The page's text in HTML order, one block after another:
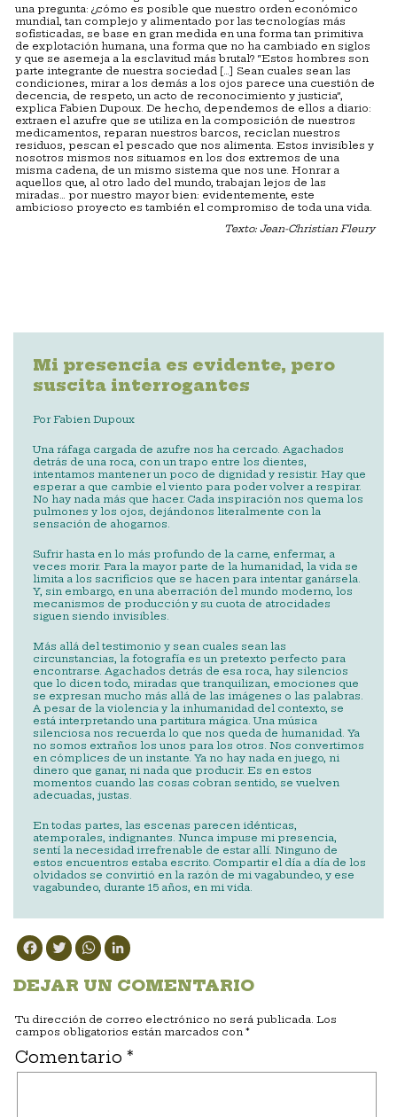
una pregunta: ¿cómo es posible que nuestro orden económico
mundial, tan complejo y alimentado por las tecnologías más
sofisticadas, se base en gran medida en una forma tan primitiva
de explotación humana, una forma que no ha cambiado en siglos
y que se asemeja a la esclavitud más brutal? “Estos hombres son
parte integrante de nuestra sociedad […] Sean cuales sean las
condiciones, mirar a los demás a los ojos parece una cuestión de
decencia, de respeto, un acto de reconocimiento y justicia”,
explica Fabien Dupoux. De hecho, dependemos de ellos a diario:
extraen el azufre que se utiliza en la composición de nuestros
medicamentos, reparan nuestros barcos, reciclan nuestros
residuos, pescan el pescado que nos alimenta. Estos invisibles y
nosotros mismos nos situamos en los dos extremos de una
misma cadena, de un mismo sistema que nos une. Honrar a
aquellos que, al otro lado del mundo, trabajan lejos de las
miradas… por nuestro mayor bien: evidentemente, este
ambicioso proyecto es también el compromiso de toda una vida.
Texto: Jean-Christian Fleury
Mi presencia es evidente, pero
suscita interrogantes
Por Fabien Dupoux
Una ráfaga cargada de azufre nos ha cercado. Agachados
detrás de una roca, con un trapo entre los dientes,
intentamos mantener un poco de dignidad y resistir. Hay que
esperar a que cambie el viento para poder volver a respirar.
No hay nada más que hacer. Cada inspiración nos quema los
pulmones y los ojos, dejándonos literalmente con la
sensación de ahogarnos.
Sufrir hasta en lo más profundo de la carne, enfermar, a
veces morir. Para la mayor parte de la humanidad, la vida se
limita a los sacrificios que se hacen para intentar ganársela.
Y, sin embargo, en una aberración del mundo moderno, los
mecanismos de producción y su cuota de atrocidades
siguen siendo invisibles.
Más allá del testimonio y sean cuales sean las
circunstancias, la fotografía es un pretexto perfecto para
encontrarse. Agachados detrás de esa roca, hay silencios
que lo dicen todo, miradas que tranquilizan, emociones que
se expresan mucho más allá de las imágenes o las palabras.
A pesar de la violencia y la inhumanidad del contexto, se
está interpretando una partitura mágica. Una música
silenciosa nos recuerda lo que nos queda de humanidad. Ya
no somos extraños los unos para los otros. Nos convertimos
en cómplices de un instante. Ya no hay nada en juego, ni
dinero que ganar, ni nada que producir. Es en estos
momentos cuando las cosas cobran sentido, se vuelven
adecuadas, justas.
En todas partes, las escenas parecen idénticas,
atemporales, indignantes. Nunca impuse mi presencia,
sentí la necesidad irrefrenable de estar allí. Ninguno de
estos encuentros estaba escrito. Compartir el día a día de los
olvidados se convirtió en la razón de mi vagabundeo, y ese
vagabundeo, durante 15 años, en mi vida.
Facebook
TwitterWhatsApp
DEJAR UN COMENTARIO
Tu dirección de correo electrónico no será publicada. Los
campos obligatorios están marcados con *
Comentario *